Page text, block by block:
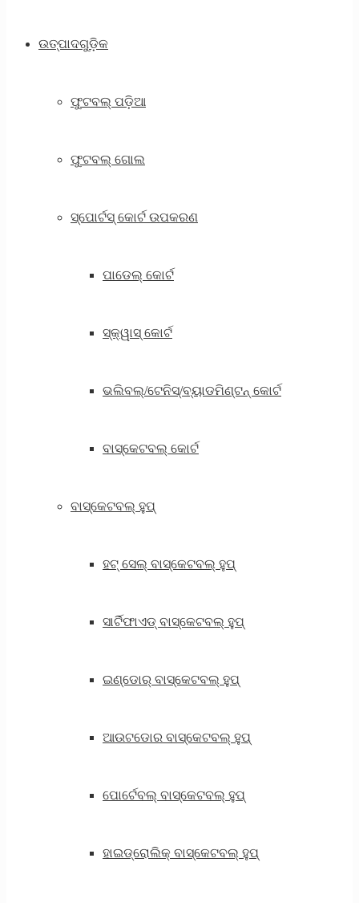
ଉତ୍ପାଦଗୁଡ଼ିକ
ଫୁଟବଲ୍ ପଡ଼ିଆ
ଫୁଟବଲ୍ ଗୋଲ
ସ୍ପୋର୍ଟସ୍ କୋର୍ଟ ଉପକରଣ
ପାଡେଲ୍ କୋର୍ଟ
ସ୍କ୍ୱାସ୍ କୋର୍ଟ
ଭଲିବଲ୍/ଟେନିସ୍/ବ୍ୟାଡମିଣ୍ଟନ୍ କୋର୍ଟ
ବାସ୍କେଟବଲ୍ କୋର୍ଟ
ବାସ୍କେଟବଲ୍ ହୁପ୍
ହଟ୍ ସେଲ୍ ବାସ୍କେଟବଲ୍ ହୁପ୍
ସାର୍ଟିଫାଏଡ୍ ବାସ୍କେଟବଲ୍ ହୁପ୍
ଇଣ୍ଡୋର୍ ବାସ୍କେଟବଲ୍ ହୁପ୍
ଆଉଟଡୋର ​​ବାସ୍କେଟବଲ୍ ହୁପ୍
ପୋର୍ଟେବଲ୍ ବାସ୍କେଟବଲ୍ ହୁପ୍
ହାଇଡ୍ରୋଲିକ୍ ବାସ୍କେଟବଲ୍ ହୁପ୍